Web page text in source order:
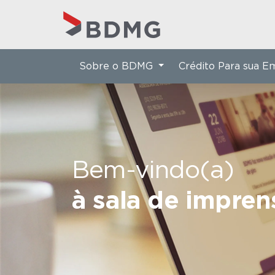
Bem-vindo(a)
à sala de
Sobre o BDMG Crédito Para sua